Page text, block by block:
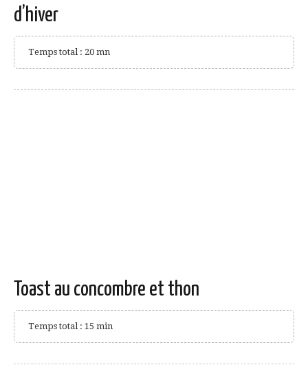
d’hiver
Temps total : 20 mn
Toast au concombre et thon
Temps total : 15 min